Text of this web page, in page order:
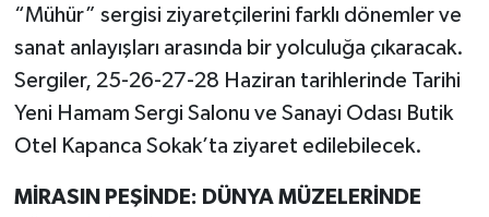
“Mühür” sergisi ziyaretçilerini farklı dönemler ve
sanat anlayışları arasında bir yolculuğa çıkaracak.
Sergiler, 25-26-27-28 Haziran tarihlerinde Tarihi
Yeni Hamam Sergi Salonu ve Sanayi Odası Butik
Otel Kapanca Sokak’ta ziyaret edilebilecek.
MİRASIN PEŞİNDE: DÜNYA MÜZELERİNDE